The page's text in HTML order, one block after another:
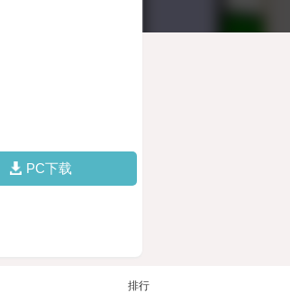
PC下载
排行